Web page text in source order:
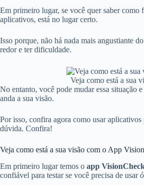
Em primeiro lugar, se você quer saber como
aplicativos, está no lugar certo.
Isso porque, não há nada mais angustiante
redor e ter dificuldade.
Veja como está a sua
No entanto, você pode mudar essa situação
anda a sua visão.
Por isso, confira agora como usar aplicativos
dúvida. Confira!
Veja como está a sua visão com o App
Em primeiro lugar temos o app
confiável para testar se você precisa de usar